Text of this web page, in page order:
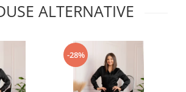
ALTERNATIVE
-28%